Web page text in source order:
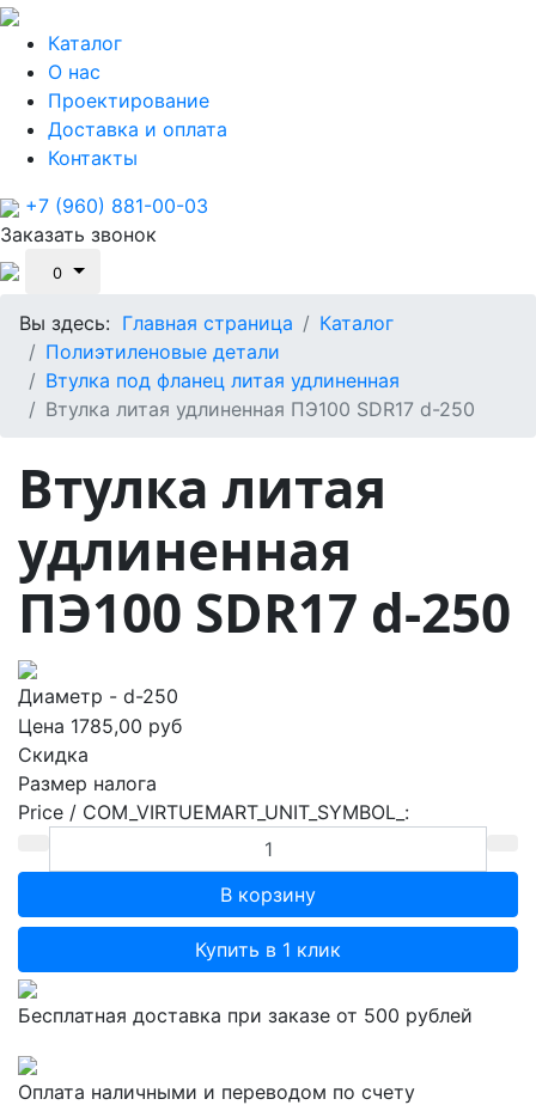
Каталог
О нас
Проектирование
Доставка и оплата
Контакты
+7 (960) 881-00-03
Заказать звонок
0
Вы здесь: Главная страница
Каталог
Полиэтиленовые детали
Втулка под фланец литая удлиненная
Втулка литая удлиненная ПЭ100 SDR17 d-250
Втулка литая
удлиненная
ПЭ100 SDR17 d-250
Диаметр - d-250
Цена 1785,00 руб
Скидка
Размер налога
Price / COM_VIRTUEMART_UNIT_SYMBOL_:
Купить в 1 клик
Бесплатная доставка при заказе от 500 рублей
Оплата наличными и переводом по счету